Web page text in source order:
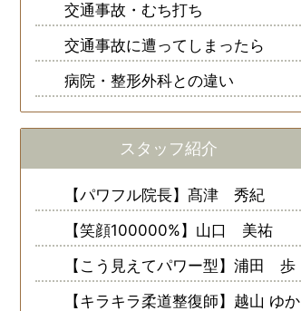
交通事故・むち打ち
交通事故に遭ってしまったら
病院・整形外科との違い
スタッフ紹介
【パワフル院長】髙津 秀紀
【笑顔100000%】山口 美祐
【こう見えてパワー型】浦田 歩
【キラキラ柔道整復師】越山 ゆか